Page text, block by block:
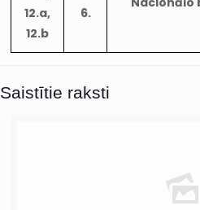
12.a,
12.b
6.
Saistītie raksti